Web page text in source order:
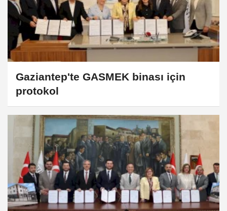
Gaziantep'te GASMEK binası için
protokol